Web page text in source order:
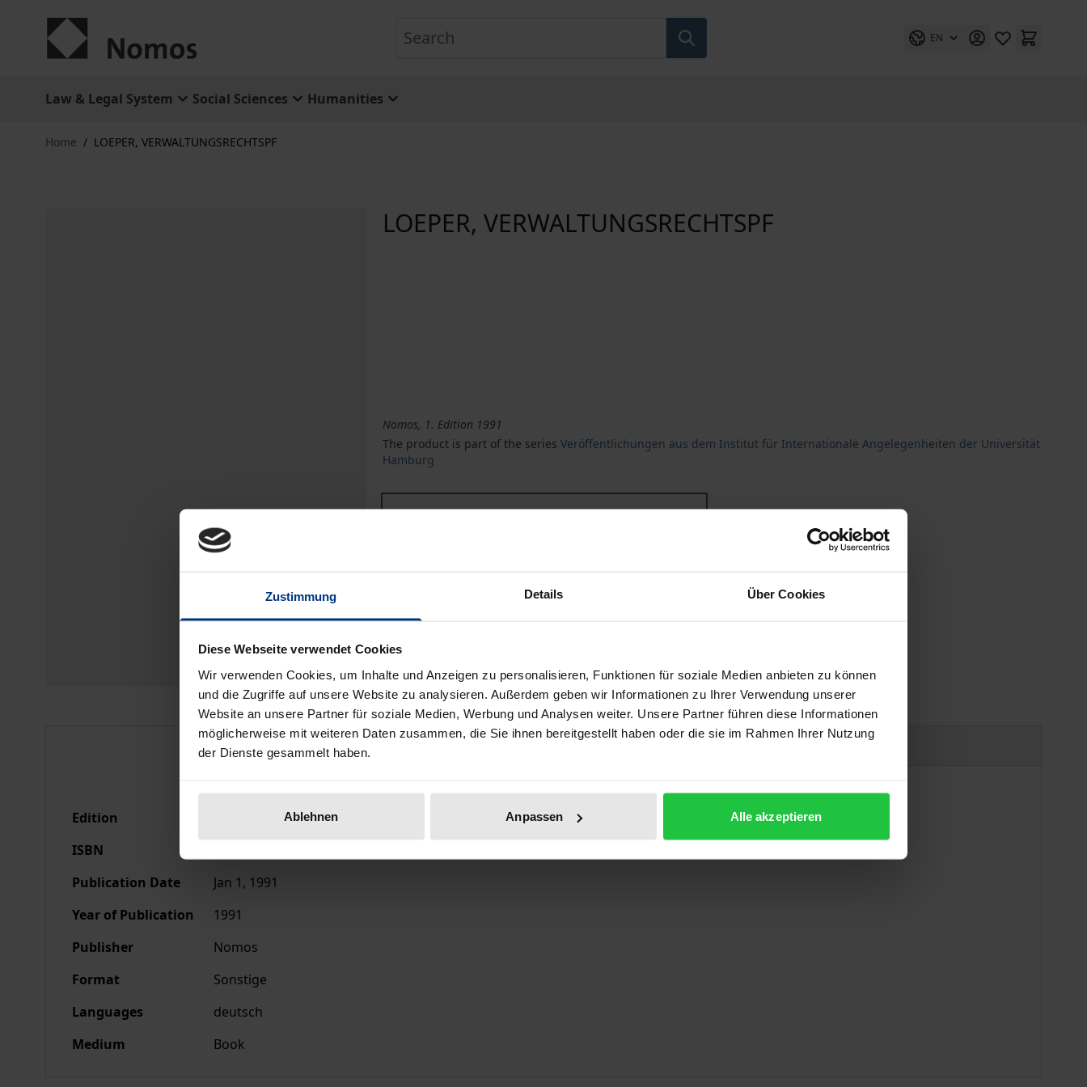
Zustimmung Details Über Cookies
Diese Webseite verwendet Cookies
Wir verwenden Cookies, um Inhalte und Anzeigen zu personalisieren, Funktionen für soziale Medien anbieten zu können
und die Zugriffe auf unsere Website zu analysieren. Außerdem geben wir Informationen zu Ihrer Verwendung unserer
Website an unsere Partner für soziale Medien, Werbung und Analysen weiter. Unsere Partner führen diese Informationen
möglicherweise mit weiteren Daten zusammen, die Sie ihnen bereitgestellt haben oder die sie im Rahmen Ihrer Nutzung
der Dienste gesammelt haben.
Ablehnen Anpassen Alle akzeptieren
EN
Law & Legal System Social Sciences Humanities
Home / LOEPER, VERWALTUNGSRECHTSPF
LOEPER, VERWALTUNGSRECHTSPF
Nomos, 1. Edition 1991
The product is part of the seriesVeröffentlichungen aus dem Institut für Internationale Angelegenheiten der Universität
Hamburg
Bibliographical data
Edition
ISBN
Publication Date
Jan 1, 1991
Year of Publication
1991
Publisher
Nomos
Format
Sonstige
Languages
deutsch
Medium
Book